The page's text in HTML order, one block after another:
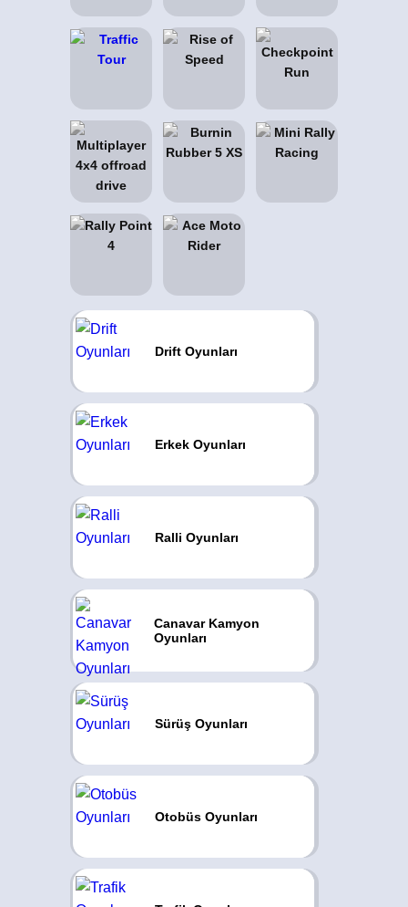
Drift Oyunları
Erkek Oyunları
Ralli Oyunları
Canavar Kamyon
Oyunları
Sürüş Oyunları
Otobüs Oyunları